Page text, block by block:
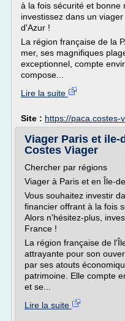
à la fois sécurité et bonne
investissez dans un
d'Azur !
La région française de la
mer, ses magnifiques
exceptionnel, compte
compose...
Lire la suite
Site : https://paca.costes-
Viager Paris et ile-
Costes Viager
Chercher par régions
Viager à Paris et en Île-
Vous souhaitez investir
financier offrant à la fois
Alors n'hésitez-plus,
France !
La région française de
attrayante pour son
par ses atouts
patrimoine. Elle compte
et se...
Lire la suite